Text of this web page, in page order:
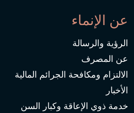
عن الإنماء
الرؤية والرسالة
عن المصرف
الالتزام ومكافحة الجرائم المالية
الأخبار
خدمة ذوي الإعاقة وكبار السن